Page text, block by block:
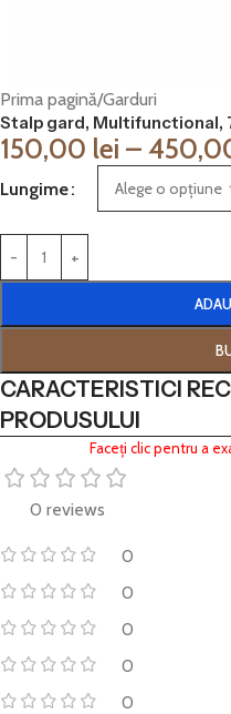
Prima pagină/Garduri
Stalp gard, Multifunctional,
150,00 lei –
Lungime
CARACTERISTICI
PRODUSULUI
Faceți clic pentru a
0 reviews
0
0
0
0
0